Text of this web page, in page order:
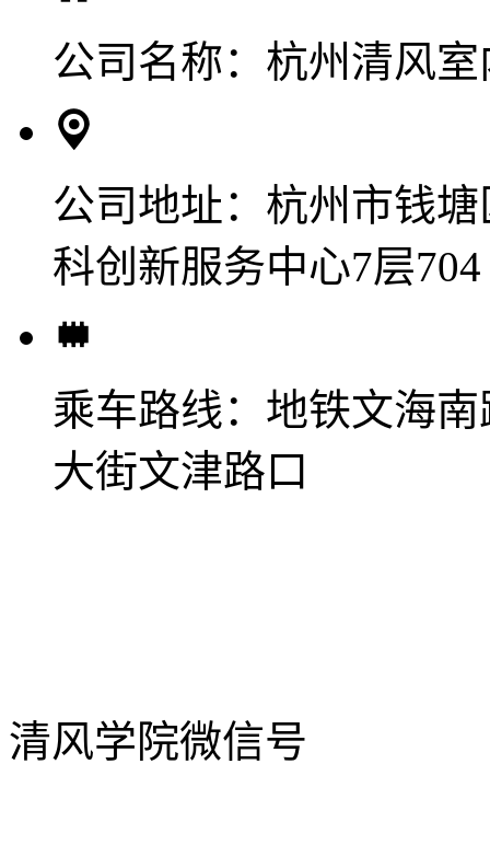
公司名称： 杭州清风
公司地址： 杭州市钱
科创新服务中心7层704
乘车路线： 地铁文海
大街文津路口
清风学院微信号